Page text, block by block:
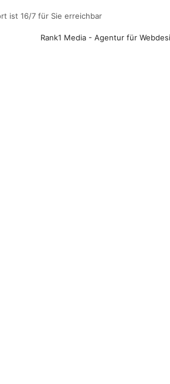
ist 16/7 für Sie erreichbar